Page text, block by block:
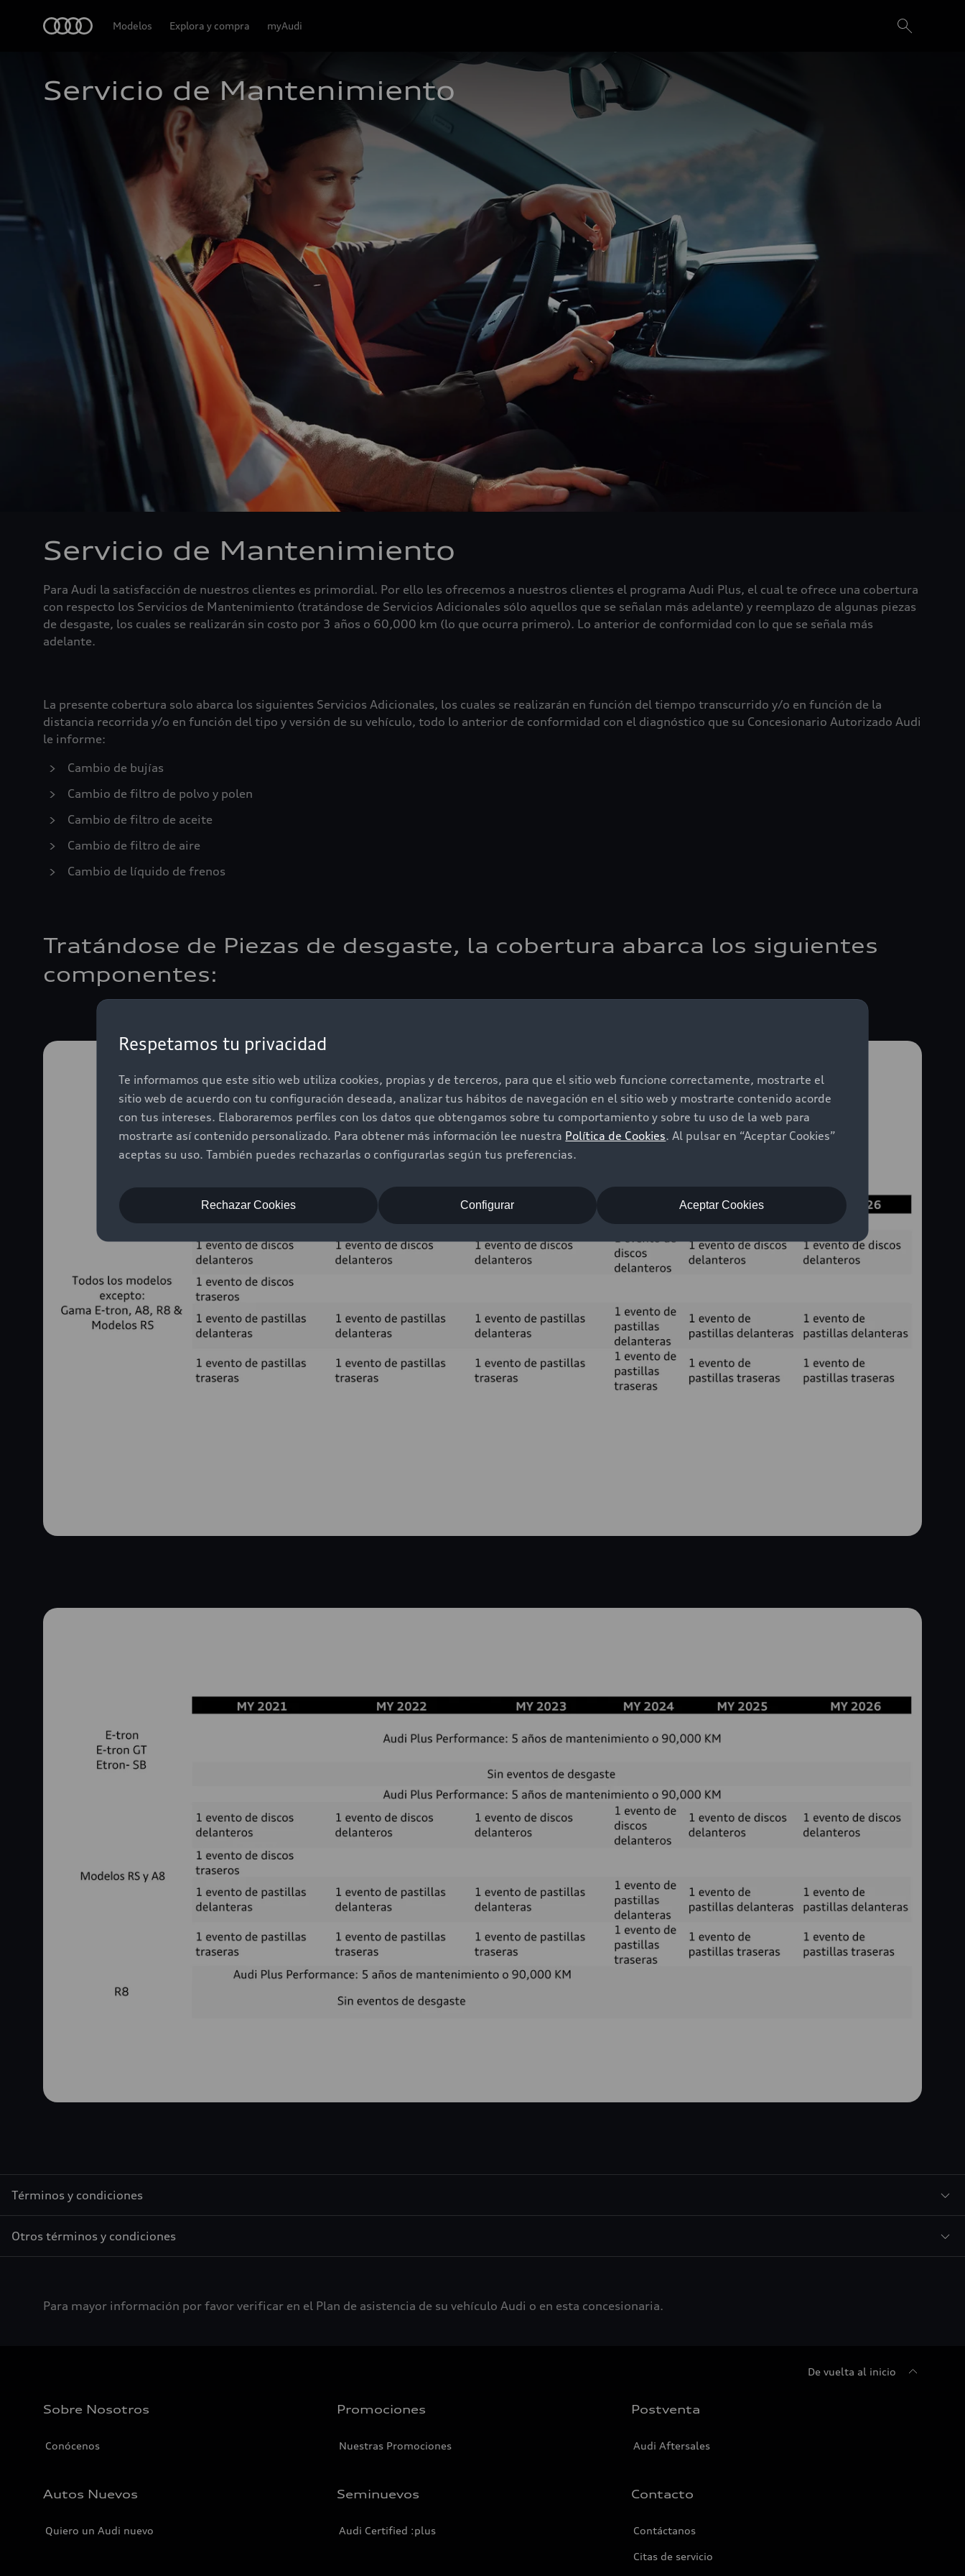
Respetamos tu privacidad
Te informamos que este sitio web utiliza cookies, propias y de terceros, para que el sitio web funcione correctamente, mostrarte el
sitio web de acuerdo con tu configuración deseada, analizar tus hábitos de navegación en el sitio web y mostrarte contenido acorde
con tus intereses. Elaboraremos perfiles con los datos que obtengamos sobre tu comportamiento y sobre tu uso de la web para
mostrarte así contenido personalizado. Para obtener más información lee nuestra Política de Cookies. Al pulsar en “Aceptar Cookies”
aceptas su uso. También puedes rechazarlas o configurarlas según tus preferencias.
Aceptar Cookies
Rechazar Cookies Configurar
Modelos Explora y compra myAudi
Servicio de Mantenimiento
Servicio de Mantenimiento
Para Audi la satisfacción de nuestros clientes es primordial. Por ello les ofrecemos a nuestros clientes el programa Audi Plus, el cual te ofrece una cobertura
con respecto los Servicios de Mantenimiento (tratándose de Servicios Adicionales sólo aquellos que se señalan más adelante) y reemplazo de algunas piezas
de desgaste, los cuales se realizarán sin costo por 3 años o 60,000 km (lo que ocurra primero). Lo anterior de conformidad con lo que se señala más
adelante.
La presente cobertura solo abarca los siguientes Servicios Adicionales, los cuales se realizarán en función del tiempo transcurrido y/o en función de la
distancia recorrida y/o en función del tipo y versión de su vehículo, todo lo anterior de conformidad con el diagnóstico que su Concesionario Autorizado Audi
le informe:
Cambio de bujías
Cambio de filtro de polvo y polen
Cambio de filtro de aceite
Cambio de filtro de aire
Cambio de líquido de frenos
Tratándose de Piezas de desgaste, la cobertura abarca los siguientes
componentes:
Términos y condiciones
Otros términos y condiciones
Para mayor información por favor verificar en el Plan de asistencia de su vehículo Audi o en esta concesionaria.
De vuelta al inicio
Sobre Nosotros
Conócenos
Promociones
Nuestras Promociones
Postventa
Audi Aftersales
Autos Nuevos
Quiero un Audi nuevo
Seminuevos
Audi Certified :plus
Contacto
Contáctanos
Citas de servicio